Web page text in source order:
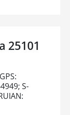
25101
S-